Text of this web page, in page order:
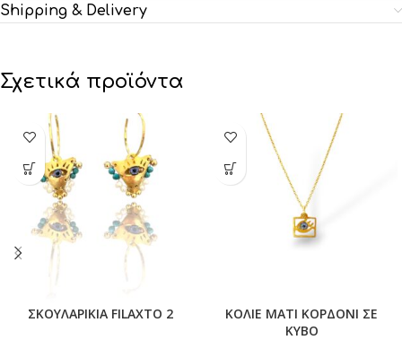
Shipping & Delivery
Σχετικά προϊόντα
ΣΚΟΥΛΑΡΙΚΙΑ FILAXTO 2
ΚΟΛΙΕ ΜΑΤΙ ΚΟΡΔΟΝΙ ΣΕ
ΚΥΒΟ